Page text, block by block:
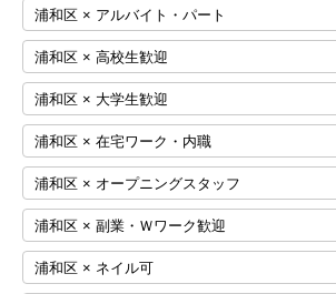
浦和区 × アルバイト・パート
浦和区 × 高校生歓迎
浦和区 × 大学生歓迎
浦和区 × 在宅ワーク・内職
浦和区 × オープニングスタッフ
浦和区 × 副業・Ｗワーク歓迎
浦和区 × ネイル可